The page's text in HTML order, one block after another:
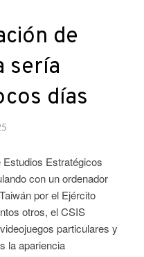
de
sería
días
Estratégicos
con un ordenador
por el Ejército
otros, el CSIS
particulares y
la apariencia